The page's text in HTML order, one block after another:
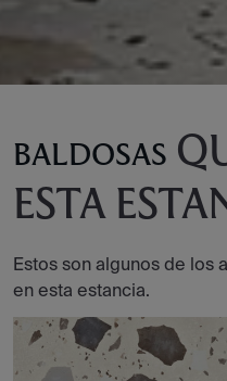
BALDOSAS
ESTA
Estos son algunos de los
en esta estancia.